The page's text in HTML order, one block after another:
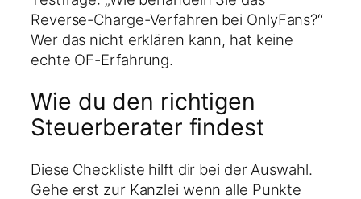
Reverse-Charge-Verfahren bei OnlyFans?“
Wer das nicht erklären kann, hat keine
echte OF-Erfahrung.
Wie du den richtigen
Steuerberater findest
Diese Checkliste hilft dir bei der Auswahl.
Gehe erst zur Kanzlei wenn alle Punkte